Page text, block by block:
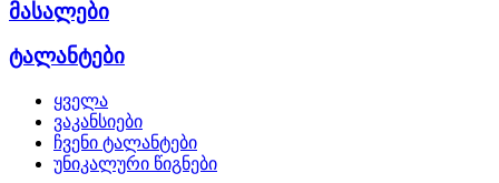
მასალები
ტალანტები
ყველა
ვაკანსიები
ჩვენი ტალანტები
უნიკალური წიგნები